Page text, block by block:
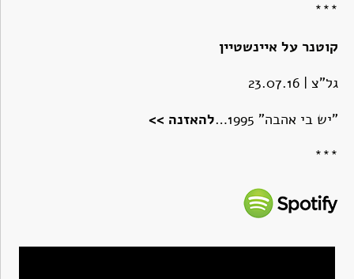
***
קוטנר על איינשטיין
גל"צ | 23.07.16
"יש בי אהבה" 1995…
להאזנה >>
***